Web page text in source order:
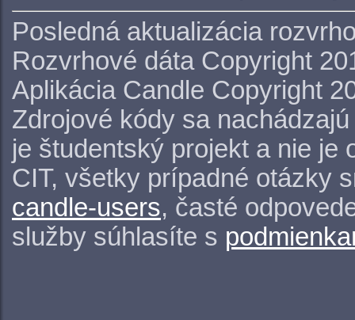
Posledná aktualizácia
Rozvrhové dáta Copyright
Aplikácia Candle Copyright
Zdrojové kódy sa
je študentský projekt a nie je
CIT, všetky prípadné otázky
candle-users, časté
služby súhlasíte s